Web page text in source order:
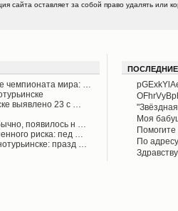
сайта оставляет за собой право удалять или
чемпионата мира: …
выявлено 23 с …
появилось н …
риска: пед …
празд …
своего
поднял
Моя
Айрих
в
По